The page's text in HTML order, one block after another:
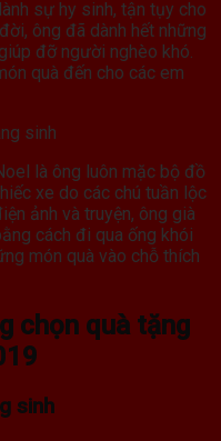
sự hy sinh, tận tụy cho
ông đã dành hết những
đỡ người nghèo khó.
quà đến cho các em
là ông luôn mặc bộ đồ
xe do các chú tuần lộc
ảnh và truyện, ông già
cách đi qua ống khói
món quà vào chỗ thích
chọn quà tặng
sinh